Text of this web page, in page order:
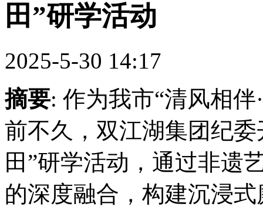
田”研学活动
2025-5-30 14:17
摘要: 作为我市“清风相
前不久，双江湖集团纪
田”研学活动，通过非遗
的深度融合，构建沉浸